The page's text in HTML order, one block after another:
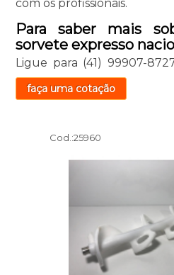
com os profissionais.
Para saber mais
sorvete expresso
Ligue para (41) 99907-
faça uma cotação
Cod.:25960